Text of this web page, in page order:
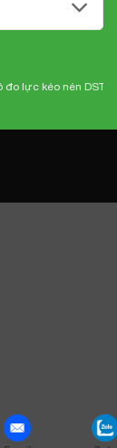
kéo nén DST-